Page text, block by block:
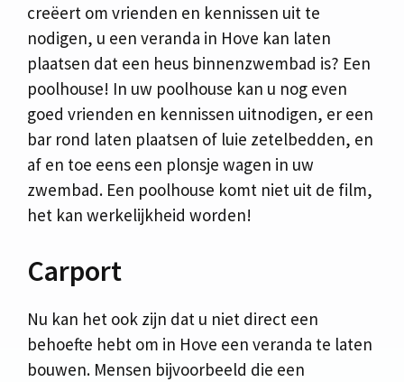
creëert om vrienden en kennissen uit te
nodigen, u een veranda in Hove kan laten
plaatsen dat een heus binnenzwembad is? Een
poolhouse! In uw poolhouse kan u nog even
goed vrienden en kennissen uitnodigen, er een
bar rond laten plaatsen of luie zetelbedden, en
af en toe eens een plonsje wagen in uw
zwembad. Een poolhouse komt niet uit de film,
het kan werkelijkheid worden!
Carport
Nu kan het ook zijn dat u niet direct een
behoefte hebt om in Hove een veranda te laten
bouwen. Mensen bijvoorbeeld die een